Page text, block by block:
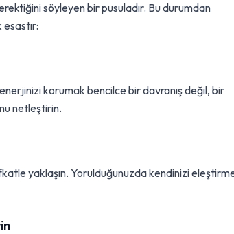
söyleyen bir pusuladır. Bu durumdan
enerjinizi korumak bencilce bir davranış değil, bir
netleştirin.
yaklaşın. Yorulduğunuzda kendinizi